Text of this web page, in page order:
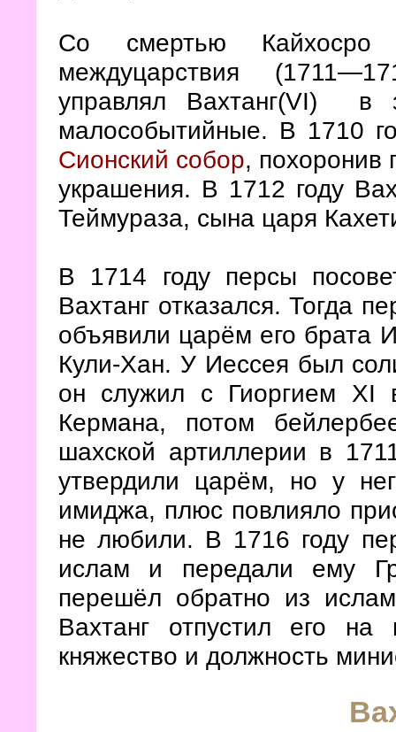
Со смертью Кайхосро
междуцарствия
управлял Вахтанг(VI) в
малособытийные. В 1710
Сионский собор, похоронив
украшения. В 1712 году
Теймураза, сына царя
В 1714 году персы
Вахтанг отказался. Тогда
объявили царём его брата
Кули-Хан. У Иессея был
он служил с Гиоргием XI
Кермана, потом
шахской артиллерии в
утвердили царём, но у
имиджа, плюс повлияло
не любили. В 1716 году
ислам и передали ему
перешёл обратно из
Вахтанг отпустил его
княжество и должность